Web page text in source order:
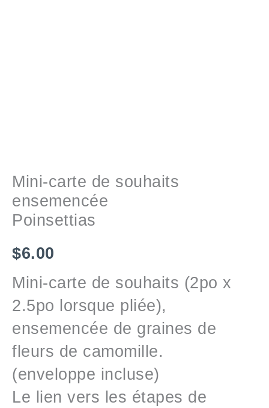
Mini-carte de souhaits
ensemencée
Poinsettias
$6.00
Mini-carte de souhaits (2po x
2.5po lorsque pliée),
ensemencée de graines de
fleurs de camomille.
(enveloppe incluse)
Le lien vers les étapes de